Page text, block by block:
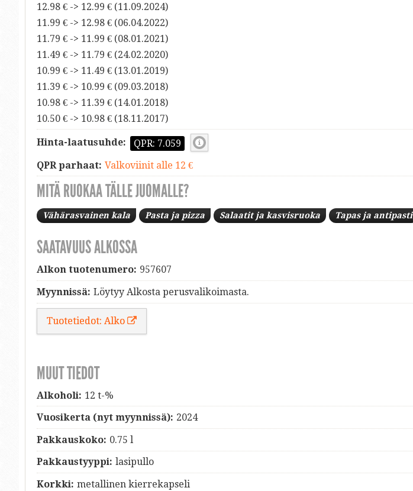
12.98 € -> 12.99 € (11.09.2024)
11.99 € -> 12.98 € (06.04.2022)
11.79 € -> 11.99 € (08.01.2021)
11.49 € -> 11.79 € (24.02.2020)
10.99 € -> 11.49 € (13.01.2019)
11.39 € -> 10.99 € (09.03.2018)
10.98 € -> 11.39 € (14.01.2018)
10.50 € -> 10.98 € (18.11.2017)
Hinta-laatusuhde:
QPR: 7.059
QPR parhaat: Valkoviinit alle 12 €
MITÄ RUOKAA TÄLLE JUOMALLE?
Vähärasvainen kala Pasta ja pizza Salaatit ja kasvisruoka Tapas ja antipasti
SAATAVUUS ALKOSSA
Alkon tuotenumero: 957607
Myynnissä: Löytyy Alkosta perusvalikoimasta.
Tuotetiedot: Alko
MUUT TIEDOT
Alkoholi: 12 t-%
Vuosikerta (nyt myynnissä): 2024
Pakkauskoko: 0.75 l
Pakkaustyyppi: lasipullo
Korkki: metallinen kierrekapseli